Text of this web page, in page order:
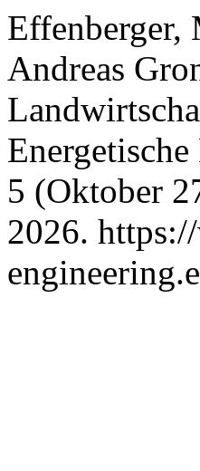
Effenberger,
Andreas
5 (Oktober
2026.